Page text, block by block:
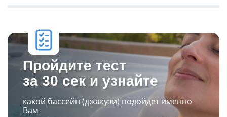
Пройдите тест
за 30 сек и узнайте
какой бассейн (джакузи) подойдет именно
Вам